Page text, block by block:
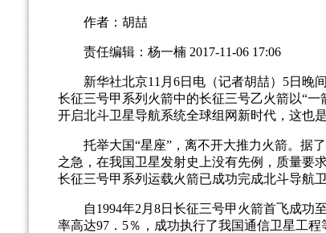
作者：胡喆
责任编辑：杨一楠 2017-11-06 17:06
新华社北京11月6日电（记者胡喆）5日晚
长征三号甲系列火箭中的长征三号乙火箭以“一
开启北斗卫星导航系统全球组网新时代，这也
托举大国“星座”，离不开大推力火箭。据了
之急，在我国卫星发射史上没有先例，质量要
长征三号甲系列运载火箭已成功完成北斗导航
自1994年2月8日长征三号甲火箭首飞成功
率高达97．5％，成功执行了我国通信卫星工